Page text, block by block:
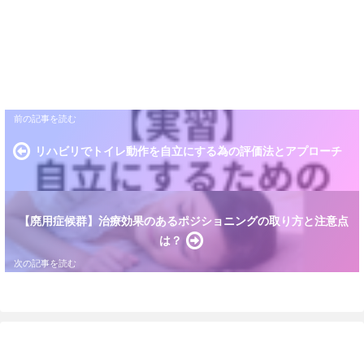
リハビリでトイレ動作を自立にする為の評価法とアプローチ
【廃用症候群】治療効果のあるポジショニングの取り方と注意点
は？